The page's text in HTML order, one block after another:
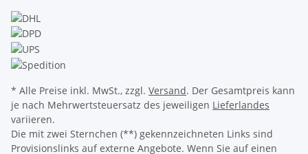
* Alle Preise inkl. MwSt., zzgl. Versand. Der Gesamtpreis kann
je nach Mehrwertsteuersatz des jeweiligen Lieferlandes
variieren.
Die mit zwei Sternchen (**) gekennzeichneten Links sind
Provisionslinks auf externe Angebote. Wenn Sie auf einen